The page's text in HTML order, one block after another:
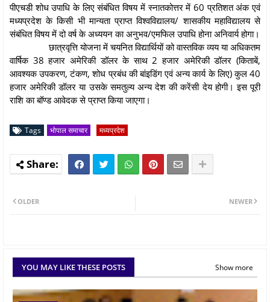
पीएचडी शोध उपाधि के लिए संबंधित विषय में स्नातकोत्तर में 60 प्रतिशत अंक एवं
मध्यप्रदेश के किसी भी मान्यता प्राप्त विश्वविद्यालय/ शासकीय महाविद्यालय से
संबंधित विषय में दो वर्ष के अध्ययन का अनुभव/एमफिल उपाधि होना अनिवार्य होगा।
छात्रवृत्ति योजना में चयनित विद्यार्थियों को वास्तविक व्यय या अधिकतम
वार्षिक 38 हजार अमेरिकी डॉलर के साथ 2 हजार अमेरिकी डॉलर (किताबें,
आवश्यक उपकरण, टंकण, शोध प्रबंध की बांइडिंग एवं अन्य कार्य के लिए) कुल 40
हजार अमेरिकी डॉलर या उसके समतुल्य अन्य देश की करेंसी देय होगी। इस पूरी
राशि का बॉण्ड आवेदक से प्राप्त किया जाएगा।
Tags भोपाल समाचार मध्यप्रदेश
NEWER
OLDER
YOU MAY LIKE THESE POSTS Show more